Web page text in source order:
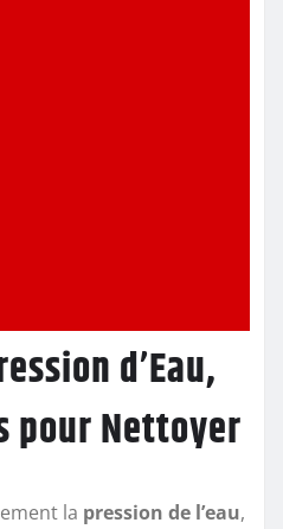
d’Eau,
pour Nettoyer
la pression de l’eau,